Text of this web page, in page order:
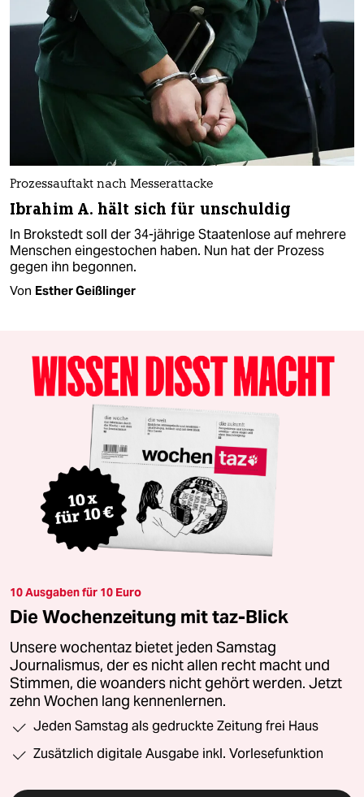
Prozessauftakt nach Messerattacke
Ibrahim A. hält sich für unschuldig
In Brokstedt soll der 34-jährige Staatenlose auf mehrere
Menschen eingestochen haben. Nun hat der Prozess
gegen ihn begonnen.
Von Esther Geißlinger
10 Ausgaben für 10 Euro
Die Wochenzeitung mit taz-Blick
Unsere wochentaz bietet jeden Samstag
Journalismus, der es nicht allen recht macht und
Stimmen, die woanders nicht gehört werden. Jetzt
zehn Wochen lang kennenlernen.
Jeden Samstag als gedruckte Zeitung frei Haus
Zusätzlich digitale Ausgabe inkl. Vorlesefunktion